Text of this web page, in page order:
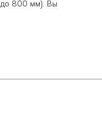
до 800 мм). Вы